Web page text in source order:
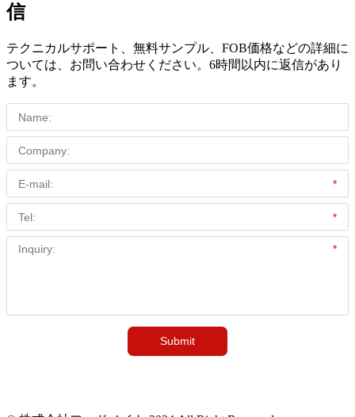
信
テクニカルサポート、無料サンプル、FOB価格などの詳細に
ついては、お問い合わせください。6時間以内に返信があり
ます。